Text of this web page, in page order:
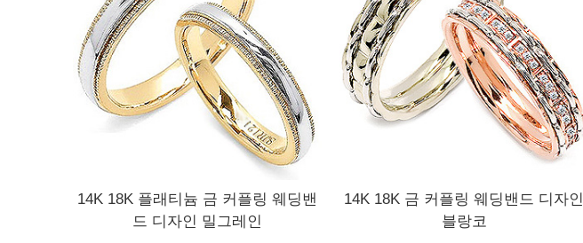
14K 18K 플래티늄 금 커플링 웨딩밴
드 디자인 밀그레인
14K 18K 금 커플링 웨딩밴드 디자인
블랑코